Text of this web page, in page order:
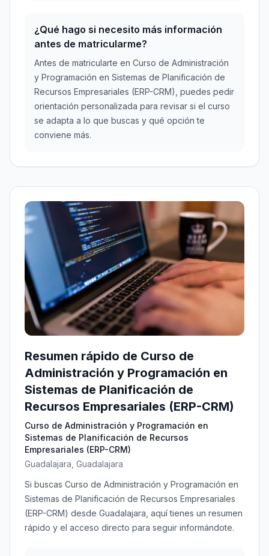
¿Qué hago si necesito más información
antes de matricularme?
Antes de matricularte en Curso de Administración
y Programación en Sistemas de Planificación de
Recursos Empresariales (ERP-CRM), puedes pedir
orientación personalizada para revisar si el curso
se adapta a lo que buscas y qué opción te
conviene más.
Resumen rápido de Curso de
Administración y Programación en
Sistemas de Planificación de
Recursos Empresariales (ERP-CRM)
Curso de Administración y Programación en
Sistemas de Planificación de Recursos
Empresariales (ERP-CRM)
Guadalajara, Guadalajara
Si buscas Curso de Administración y Programación en
Sistemas de Planificación de Recursos Empresariales
(ERP-CRM) desde Guadalajara, aquí tienes un resumen
rápido y el acceso directo para seguir informándote.